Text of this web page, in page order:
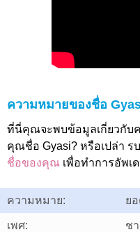
ความหมายของชื่อ
ที่นี่คุณจะพบข้อมูลเกี่ยวกับ
คุณชื่อ Gyasi? หรือเปล่า ร
ชื่อของคุณ เพื่อทำการอัพเ
ความหมาย: ยอ
เพศ: ช